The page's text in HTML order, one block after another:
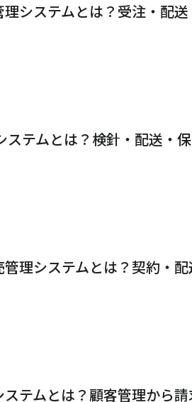
システムとは？受注・配
ステムとは？検針・配送・
理システムとは？契約・
テムとは？顧客管理から請